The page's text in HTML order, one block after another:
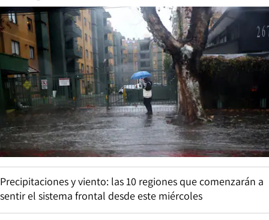
Precipitaciones y viento: las 10 regiones que comenzarán a
sentir el sistema frontal desde este miércoles